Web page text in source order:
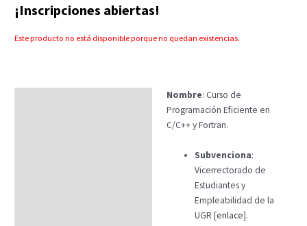
¡Inscripciones abiertas!
Este producto no está disponible porque no quedan existencias.
Nombre: Curso de
Programación Eficiente en
C/C++ y Fortran.
Subvenciona:
Vicerrectorado de
Estudiantes y
Empleabilidad de la
UGR [enlace].